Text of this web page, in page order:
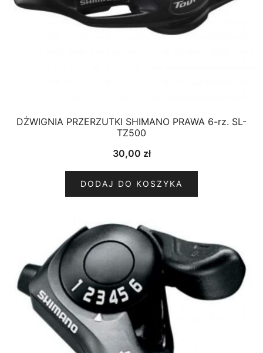
DŻWIGNIA PRZERZUTKI SHIMANO PRAWA 6-rz. SL-
TZ500
30,00 zł
DODAJ DO KOSZYKA